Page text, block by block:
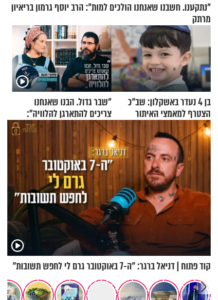
"נתקענו. חשבנו שאנחנו הולכים למות": הרב יוסף גרמון בריאיון
מרתק
בן 4 נעדר באשקלון: שב"כ
הצטרף למאמצי האיתור
"שבר גדול. הבנו שאנחנו
צריכים להתארגן להלוויה":
זוגיות במבחן, הפעם עם מרים
וגד דנינו
קוד פתוח | דניאל ברגר: "ה-7 באוקטובר גרם לי לחפש תשובות"